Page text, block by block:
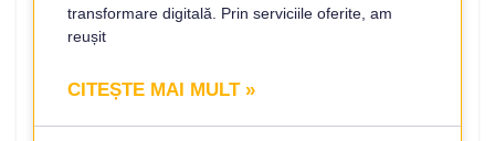
transformare digitală. Prin serviciile oferite, am
reușit
CITEȘTE MAI MULT »